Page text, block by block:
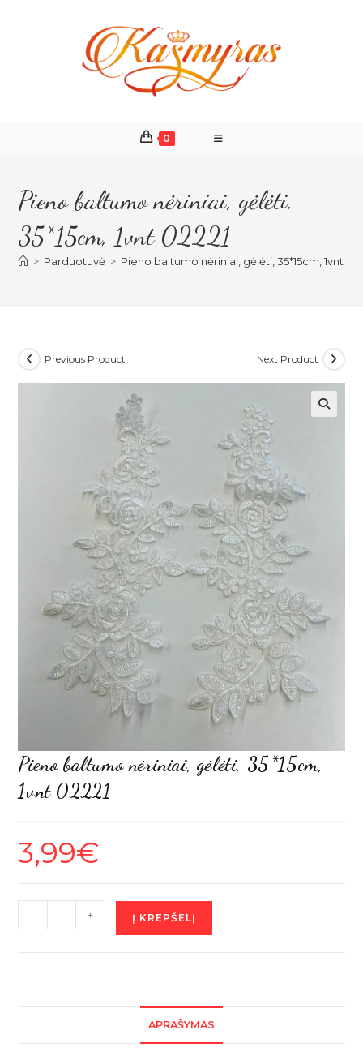
0
Pieno baltumo nėriniai, gėlėti,
35*15cm, 1vnt 02221
> Parduotuvė > Pieno baltumo nėriniai, gėlėti, 35*15cm, 1vnt
Previous Product Next Product
Pieno baltumo nėriniai, gėlėti, 35*15cm,
1vnt 02221
3,99€
produkto
kiekis:
- + Į KREPŠELĮ
APRAŠYMAS